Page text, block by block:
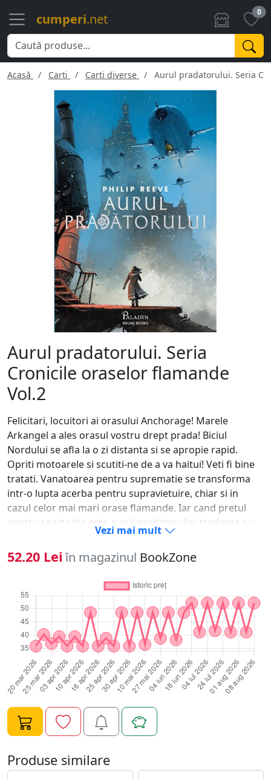
cumperi.net 0
Acasă Carti Carti diverse Aurul pradatorului. Seria
Aurul pradatorului. Seria
Cronicile oraselor flamande
Vol.2
Felicitari, locuitori ai orasului Anchorage! Marele
Arkangel a ales orasul vostru drept prada! Biciul
Nordului se afla la o zi distanta si se apropie rapid.
Opriti motoarele si scutiti-ne de a va haitui! Veti fi bine
tratati. Vanatoarea pentru suprematie se transforma
intr-o lupta acerba pentru supravietuire, chiar si in
cazul celor mai mari orase flamande. Iar cand pretul
pentru soarta lor este aurul pradatorului, tradarea nu
mai pare un act imoral. Pentru Hester Shaw insa,
recompensa nu se cantareste in monede. In numele
iubirii pentru Tom, ea il va vinde pe Anchorage, un
orasel pasnic al marilor de gheata, doar pentru a-si da
seama ca gustul amar al tradarii vine cu multe
consecinte. Stalkerul il privi ghemuindu-se pe cimentul
patat de sange si un flux de memorie, aproape
neinteligibil, iritant si confuz, se isca brusc in masinaria
creierului sau. Ezita, agitandu-si ghearele. Oare unde-l
mai vazuse pe baiatul asta
Vezi mai mult
52.20 Lei în magazinul BookZone
Produse similare